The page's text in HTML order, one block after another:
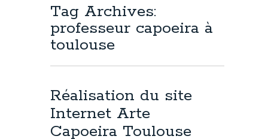
Tag Archives:
professeur capoeira à
toulouse
Réalisation du site
Internet Arte
Capoeira Toulouse